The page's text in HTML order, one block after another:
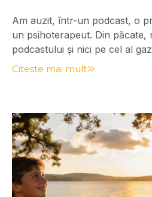
Am auzit, într-un podcast, o
un psihoterapeut. Din păcate,
podcastului și nici pe cel al
rămas în minte și a continuat
Provocarea suna aproximativ
Citește mai mult